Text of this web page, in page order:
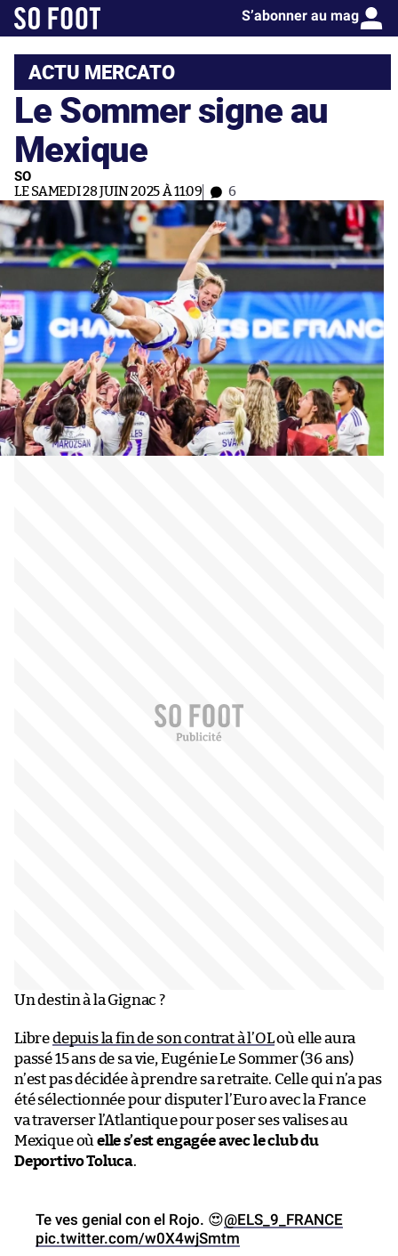
S’abonner au mag
ACTU MERCATO
Le Sommer signe au
Mexique
SO
LE SAMEDI 28 JUIN 2025 À 11:09 6
Un destin à la Gignac ?
Libredepuis la fin de son contrat à l’OLoù elle aura
passé 15 ans de sa vie, Eugénie Le Sommer (36 ans)
n’est pas décidée à prendre sa retraite. Celle qui n’a pas
été sélectionnée pour disputer l’Euro avec la France
va traverser l’Atlantique pour poser ses valises au
Mexique oùelle s’est engagée avec le club du
Deportivo Toluca.
Te ves genial con el Rojo. 😍@ELS_9_FRANCE
pic.twitter.com/w0X4wjSmtm